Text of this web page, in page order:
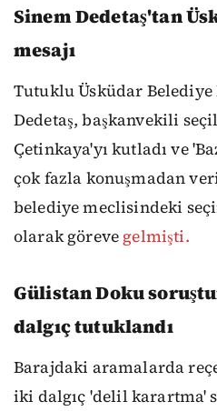
Sinem Dedetaş'tan
mesajı
Tutuklu Üsküdar Belediye
Dedetaş, başkanvekili
Çetinkaya'yı kutladı ve
çok fazla konuşmadan
belediye meclisindeki
olarak göreve gelmişti.
Gülistan Doku
dalgıç tutuklandı
Barajdaki aramalarda
iki dalgıç 'delil karartma'